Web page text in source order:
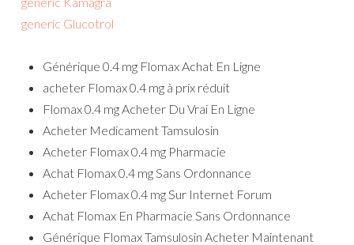
generic Glucotrol
Générique 0.4 mg Flomax Achat En Ligne
acheter Flomax 0.4 mg à prix réduit
Flomax 0.4 mg Acheter Du Vrai En Ligne
Acheter Medicament Tamsulosin
Acheter Flomax 0.4 mg Pharmacie
Achat Flomax 0.4 mg Sans Ordonnance
Acheter Flomax 0.4 mg Sur Internet Forum
Achat Flomax En Pharmacie Sans Ordonnance
Générique Flomax Tamsulosin Acheter Maintenant